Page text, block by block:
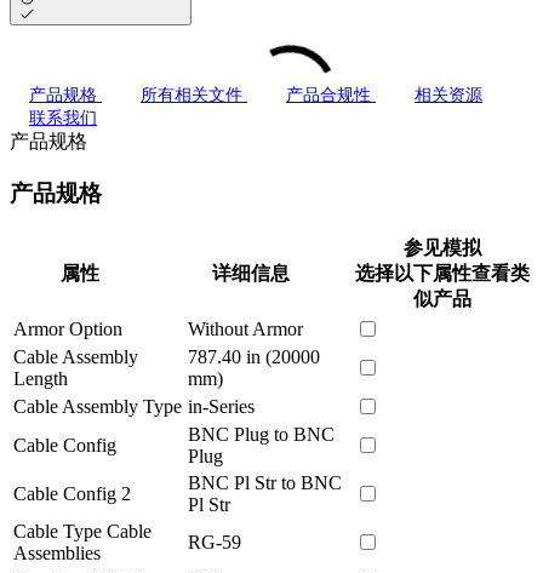
产品规格 所有相关文件 产品合规性
相关资源
联系我们
产品规格
产品规格
属性 详细信息
参见模拟
选择以下属性查看类
似产品
Armor Option
Without Armor
Cable Assembly
Length
787.40 in (20000
mm)
Cable Assembly Type in-Series
Cable Config
BNC Plug to BNC
Plug
Cable Config 2
BNC Pl Str to BNC
Pl Str
Cable Type Cable
Assemblies
RG-59